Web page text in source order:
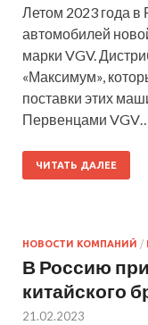
Летом 2023 года в
автомобилей
марки VGV.
«Максимум»,
поставки этих
Первенцами VGV…
ЧИТАТЬ ДАЛЕЕ
НОВОСТИ КОМПАНИЙ /
В Россию
китайского
21.02.2023